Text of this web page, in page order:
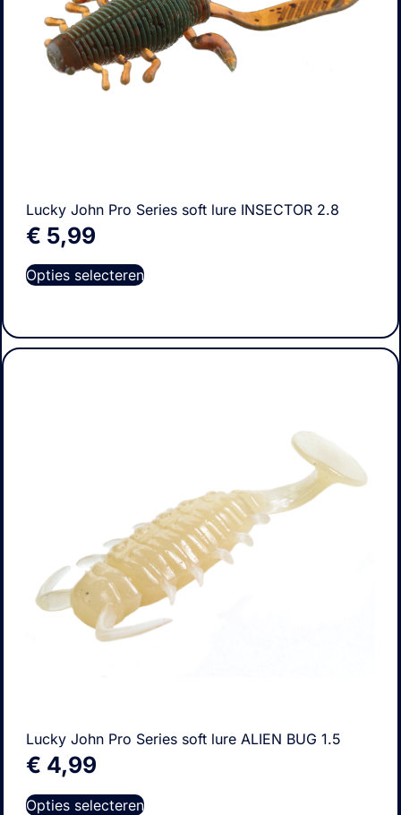
Lucky John Pro Series soft lure INSECTOR 2.8
€ 5,99
Opties selecteren
Lucky John Pro Series soft lure ALIEN BUG 1.5
€ 4,99
Opties selecteren